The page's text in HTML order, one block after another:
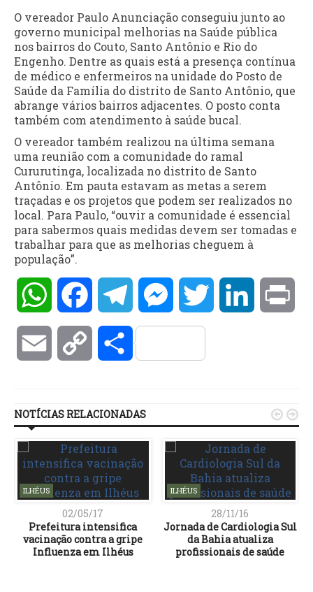
O vereador Paulo Anunciação conseguiu junto ao
governo municipal melhorias na Saúde pública
nos bairros do Couto, Santo Antônio e Rio do
Engenho. Dentre as quais está a presença contínua
de médico e enfermeiros na unidade do Posto de
Saúde da Família do distrito de Santo Antônio, que
abrange vários bairros adjacentes. O posto conta
também com atendimento à saúde bucal.
O vereador também realizou na última semana
uma reunião com a comunidade do ramal
Cururutinga, localizada no distrito de Santo
Antônio. Em pauta estavam as metas a serem
traçadas e os projetos que podem ser realizados no
local. Para Paulo, “ouvir a comunidade é essencial
para sabermos quais medidas devem ser tomadas e
trabalhar para que as melhorias cheguem à
população”.
WhatsAppFacebookTelegramMessengerTwitter LinkedIn
Email Copy Compartilhar
NOTÍCIAS RELACIONADAS
ILHÉUS
02/05/17
Prefeitura intensifica
vacinação contra a gripe
Influenza em Ilhéus
ILHÉUS
28/11/16
Jornada de Cardiologia Sul
da Bahia atualiza
profissionais de saúde
 